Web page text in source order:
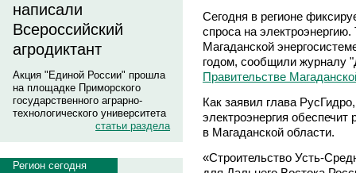
написали
Всероссийский
агродиктант
Акция "Единой России" прошла
на площадке Приморского
государственного аграрно-
технологического университета
статьи раздела
Регион сегодня
Сегодня в регионе
спроса на
Магаданской
годом, сообщили журналу
Правительстве
Как заявил глава
электроэнергия
в Магаданской области.
«Строительство Усть-